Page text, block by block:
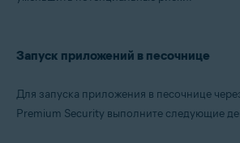
Запуск приложений в песочнице
Для запуска приложения в песочнице
Premium Security выполните следующие